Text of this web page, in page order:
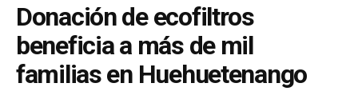
Donación de ecofiltros
beneficia a más de mil
familias en Huehuetenango